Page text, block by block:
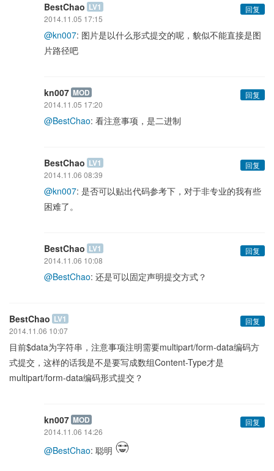
BestChao LV1
回复
2014.11.05 17:15
@kn007: 图片是以什么形式提交的呢，貌似不能直接是图
片路径吧
kn007 MOD
回复
2014.11.05 17:20
@BestChao: 看注意事项，是二进制
BestChao LV1
回复
2014.11.06 08:39
@kn007: 是否可以贴出代码参考下，对于非专业的我有些
困难了。
BestChao LV1
回复
2014.11.06 10:08
@BestChao: 还是可以固定声明提交方式？
BestChao LV1
回复
2014.11.06 10:07
目前$data为字符串，注意事项注明需要multipart/form-data编码方
式提交，这样的话我是不是要写成数组Content-Type才是
multipart/form-data编码形式提交？
kn007 MOD
回复
2014.11.06 14:26
@BestChao: 聪明